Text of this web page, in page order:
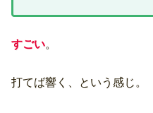
すごい。
打てば響く、という感じ。